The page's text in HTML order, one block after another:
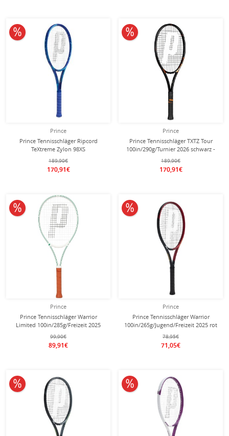
Prince
Prince Tennisschläger Ripcord
TeXtreme Zylon 98XS
98in/305g/Turnier 2026 blau -
unbesaitet -
189,90€
170,91€
10% reduziert
Prince
Prince Tennisschläger TXTZ Tour
100in/290g/Turnier 2026 schwarz -
unbesaitet -
189,90€
170,91€
10% reduziert
Prince
Prince Tennisschläger Warrior
Limited 100in/285g/Freizeit 2025
weiss - besaitet -
99,90€
89,91€
10% reduziert
Prince
Prince Tennisschläger Warrior
100in/265g/Jugend/Freizeit 2025 rot
- besaitet -
78,95€
71,05€
10% reduziert
10% reduziert 10% reduziert